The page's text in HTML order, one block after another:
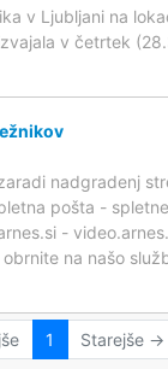
v Ljubljani na
v četrtek
nadgradenj
pošta -
-
na našo
1 Starejše →